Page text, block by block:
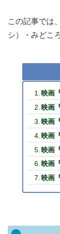
この記事では
シ）・みどこ
映画
映画
映画
映画
映画
映画
映画